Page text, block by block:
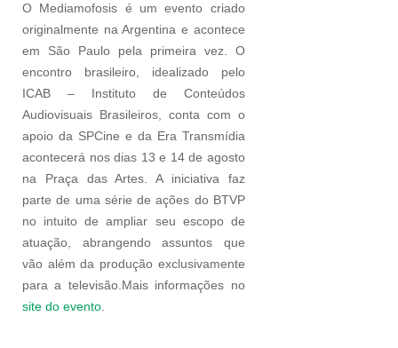
O Mediamofosis é um evento criado
originalmente na Argentina e acontece
em São Paulo pela primeira vez. O
encontro brasileiro, idealizado pelo
ICAB – Instituto de Conteúdos
Audiovisuais Brasileiros, conta com o
apoio da SPCine e da Era Transmídia
acontecerá nos dias 13 e 14 de agosto
na Praça das Artes. A iniciativa faz
parte de uma série de ações do BTVP
no intuito de ampliar seu escopo de
atuação, abrangendo assuntos que
vão além da produção exclusivamente
para a televisão.Mais informações no
site do evento